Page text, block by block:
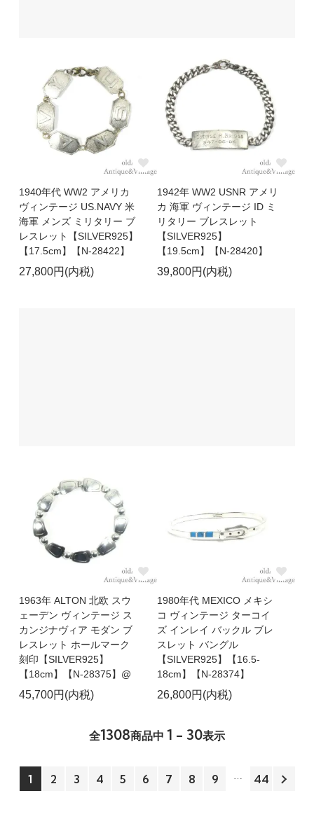
1940年代 WW2 アメリカ
ヴィンテージ US.NAVY 米
海軍 メンズ ミリタリー ブ
レスレット【SILVER925】
【17.5cm】【N-28422】
27,800円(内税)
1942年 WW2 USNR アメリ
カ 海軍 ヴィンテージ ID ミ
リタリー ブレスレット
【SILVER925】
【19.5cm】【N-28420】
39,800円(内税)
1963年 ALTON 北欧 スウ
ェーデン ヴィンテージ ス
カンジナヴィア モダン ブ
レスレット ホールマーク
刻印【SILVER925】
【18cm】【N-28375】@
45,700円(内税)
1980年代 MEXICO メキシ
コ ヴィンテージ ターコイ
ズ インレイ バックル ブレ
スレット バングル
【SILVER925】【16.5-
18cm】【N-28374】
26,800円(内税)
全1308商品中 1 - 30表示
1 2 3 4 5 6 7 8 9 44